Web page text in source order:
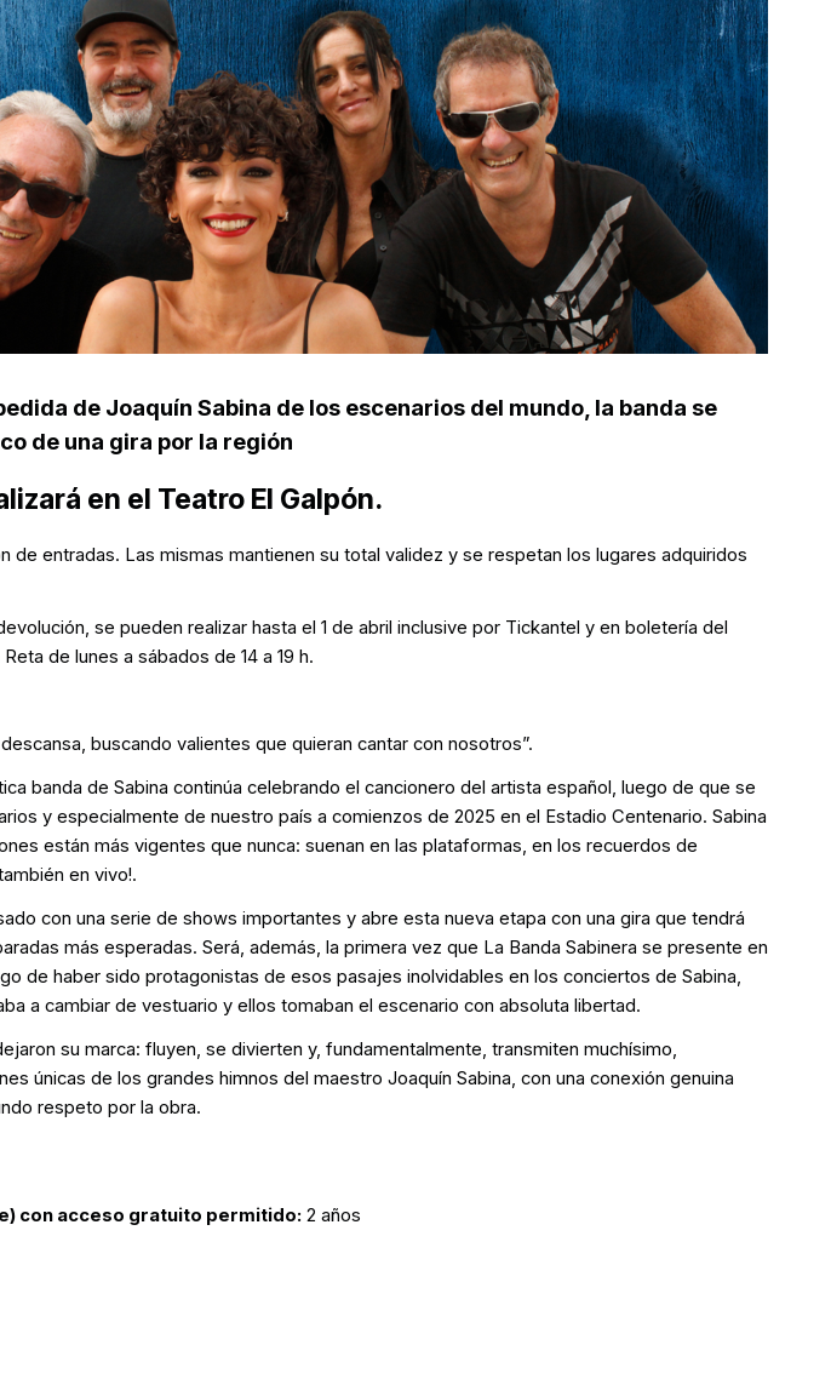
de Joaquín Sabina de los escenarios del mundo, la banda se
de una gira por la región
en el Teatro El Galpón.
de entradas. Las mismas mantienen su total validez y se respetan los lugares adquiridos
se pueden realizar hasta el 1 de abril inclusive por Tickantel y en boletería del
de lunes a sábados de 14 a 19 h.
buscando valientes que quieran cantar con nosotros”.
banda de Sabina continúa celebrando el cancionero del artista español, luego de que se
y especialmente de nuestro país a comienzos de 2025 en el Estadio Centenario. Sabina
están más vigentes que nunca: suenan en las plataformas, en los recuerdos de
en vivo!.
con una serie de shows importantes y abre esta nueva etapa con una gira que tendrá
más esperadas. Será, además, la primera vez que La Banda Sabinera se presente en
de haber sido protagonistas de esos pasajes inolvidables en los conciertos de Sabina,
a cambiar de vestuario y ellos tomaban el escenario con absoluta libertad.
su marca: fluyen, se divierten y, fundamentalmente, transmiten muchísimo,
únicas de los grandes himnos del maestro Joaquín Sabina, con una conexión genuina
respeto por la obra.
con acceso gratuito permitido: 2 años